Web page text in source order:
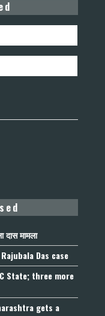
दास मामला
Das case
State; three more
gets a